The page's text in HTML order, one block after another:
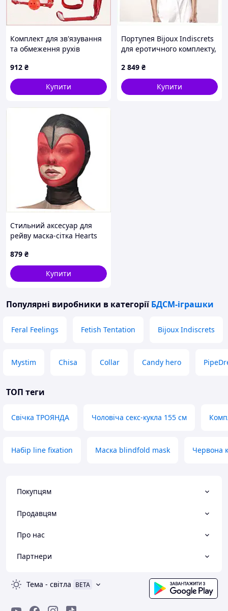
Комплект для зв'язування
та обмеження рухів
912 ₴
Купити
Портупея Bijoux Indiscrets
для еротичного комплекту,
2 849 ₴
Купити
Стильний аксесуар для
рейву маска-сітка Hearts
879 ₴
Купити
Популярні виробники в категорії БДСМ-іграшки
Feral Feelings Fetish Tentation Bijoux Indiscrets
Mystim Chisa Collar Candy hero
ТОП теги
Свічка ТРОЯНДА Чоловіча секс-кукла 155 см
Набір line fixation Маска blindfold mask Червона
Покупцям
Продавцям
Про нас
Партнери
Тема - світла BETA